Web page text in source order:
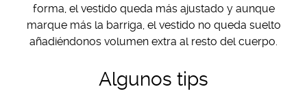
forma, el vestido queda más ajustado y aunque
marque más la barriga, el vestido no queda suelto
añadiéndonos volumen extra al resto del cuerpo.
Algunos tips